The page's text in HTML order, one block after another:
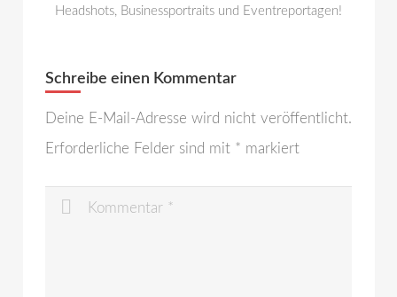
Headshots, Businessportraits und Eventreportagen!
Schreibe einen Kommentar
Deine E-Mail-Adresse wird nicht veröffentlicht.
Erforderliche Felder sind mit * markiert